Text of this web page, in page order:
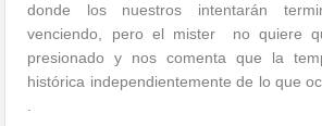
donde los nuestros intentarán
venciendo, pero el mister no quiere
presionado y nos comenta que la
histórica independientemente de lo que